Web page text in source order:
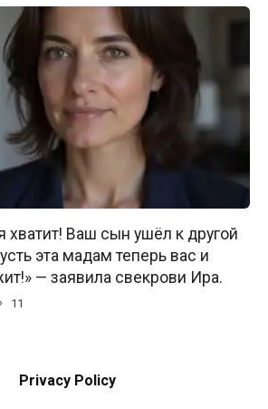
хватит! Ваш сын ушёл к другой
эта мадам теперь вас и
— заявила свекрови Ира.
11
Privacy Policy